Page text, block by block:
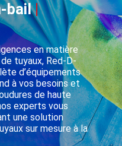
bail|
en matière
tuyaux, Red-D-
d’équipements
à vos besoins et
de haute
experts vous
une solution
sur mesure à la